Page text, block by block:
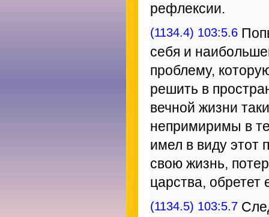
рефлексии.
(1134.4) 103:5.6
себя и
проблему,
решить в
вечной жизни
непримиримы в
имел в виду этот
свою жизнь,
царства, обретет
(1134.5) 103:5.7